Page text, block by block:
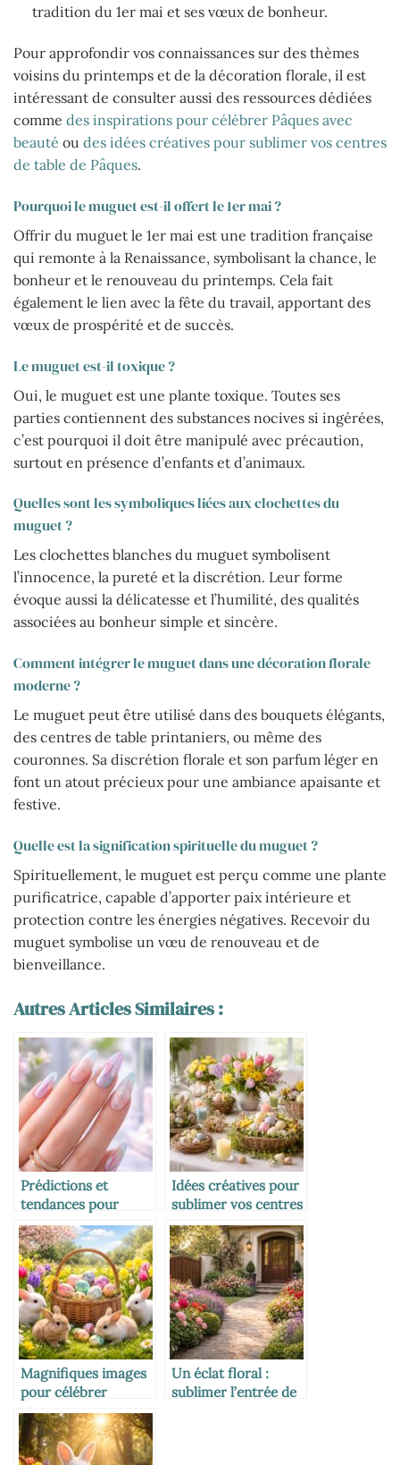
tradition du 1er mai et ses vœux de bonheur.
Pour approfondir vos connaissances sur des thèmes
voisins du printemps et de la décoration florale, il est
intéressant de consulter aussi des ressources dédiées
comme des inspirations pour célébrer Pâques avec
beauté ou des idées créatives pour sublimer vos centres
de table de Pâques.
Pourquoi le muguet est-il offert le 1er mai ?
Offrir du muguet le 1er mai est une tradition française
qui remonte à la Renaissance, symbolisant la chance, le
bonheur et le renouveau du printemps. Cela fait
également le lien avec la fête du travail, apportant des
vœux de prospérité et de succès.
Le muguet est-il toxique ?
Oui, le muguet est une plante toxique. Toutes ses
parties contiennent des substances nocives si ingérées,
c’est pourquoi il doit être manipulé avec précaution,
surtout en présence d’enfants et d’animaux.
Quelles sont les symboliques liées aux clochettes du
muguet ?
Les clochettes blanches du muguet symbolisent
l’innocence, la pureté et la discrétion. Leur forme
évoque aussi la délicatesse et l’humilité, des qualités
associées au bonheur simple et sincère.
Comment intégrer le muguet dans une décoration florale
moderne ?
Le muguet peut être utilisé dans des bouquets élégants,
des centres de table printaniers, ou même des
couronnes. Sa discrétion florale et son parfum léger en
font un atout précieux pour une ambiance apaisante et
festive.
Quelle est la signification spirituelle du muguet ?
Spirituellement, le muguet est perçu comme une plante
purificatrice, capable d’apporter paix intérieure et
protection contre les énergies négatives. Recevoir du
muguet symbolise un vœu de renouveau et de
bienveillance.
Autres Articles Similaires :
Prédictions et
tendances pour
Ongle en Mai 2026 :
Ce que vous devez
savoir
Idées créatives pour
sublimer vos centres
de table de Pâques
Magnifiques images
pour célébrer
Pâques en beauté
Un éclat floral :
sublimer l’entrée de